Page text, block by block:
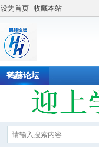
设为首页 收藏本站
鹤赫论坛